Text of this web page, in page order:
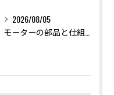
2026/08/05